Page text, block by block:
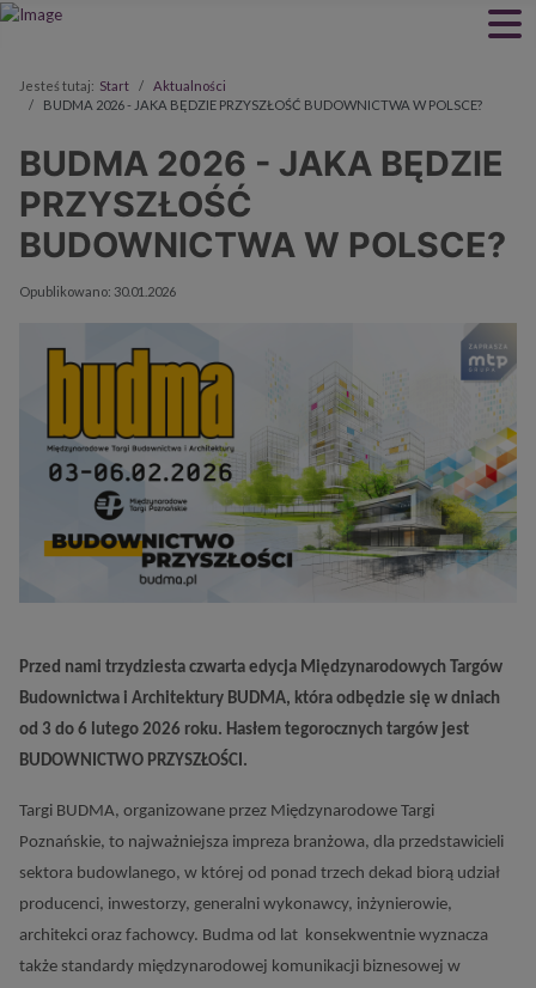
Jesteś tutaj: Start
Aktualności
BUDMA 2026 - JAKA BĘDZIE PRZYSZŁOŚĆ BUDOWNICTWA W POLSCE?
BUDMA 2026 - JAKA BĘDZIE
PRZYSZŁOŚĆ
BUDOWNICTWA W POLSCE?
Szczegóły
Opublikowano: 30.01.2026
Przed nami trzydziesta czwarta edycja Międzynarodowych Targów
Budownictwa i Architektury BUDMA, która odbędzie się w dniach
od 3 do 6 lutego 2026 roku. Hasłem tegorocznych targów jest
BUDOWNICTWO PRZYSZŁOŚCI.
Targi BUDMA, organizowane przez Międzynarodowe Targi
Poznańskie, to najważniejsza impreza branżowa, dla przedstawicieli
sektora budowlanego, w której od ponad trzech dekad biorą udział
producenci, inwestorzy, generalni wykonawcy, inżynierowie,
architekci oraz fachowcy. Budma od lat konsekwentnie wyznacza
także standardy międzynarodowej komunikacji biznesowej w